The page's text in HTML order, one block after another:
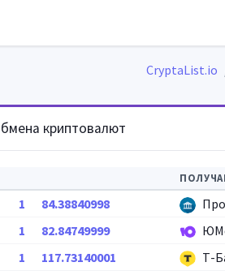
CryptaList.io
криптовалют
1 84.38840998
1 82.84749999
1 117.73140001
Т-